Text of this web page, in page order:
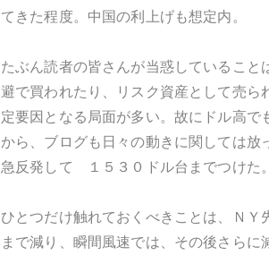
てきた程度。中国の利上げも想定内。
たぶん読者の皆さんが当惑しているこ
避で買われたり、リスク資産として売
定要因となる局面が多い。故にドル高
から、ブログも日々の動きに関しては放
急反発して １５３０ドル台までつけた。
ひとつだけ触れておくべきことは、ＮＹ
まで減り、瞬間風速では、その後さら